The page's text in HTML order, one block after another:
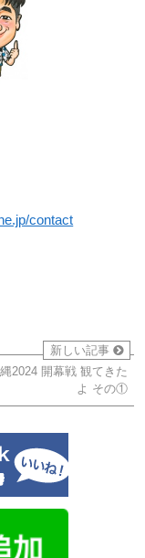
contact
新しい記事
2024 開幕戦 観てきた
よ その①